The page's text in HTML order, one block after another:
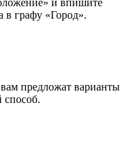
и впишите
в графу «Город».
предложат варианты